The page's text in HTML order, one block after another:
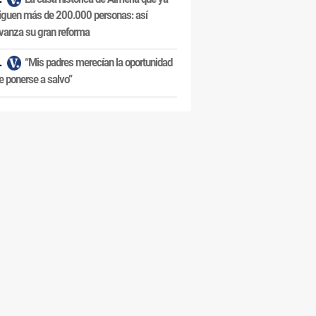
más de 200.000 personas: así
su gran reforma
“Mis padres merecían la oportunidad
ponerse a salvo”